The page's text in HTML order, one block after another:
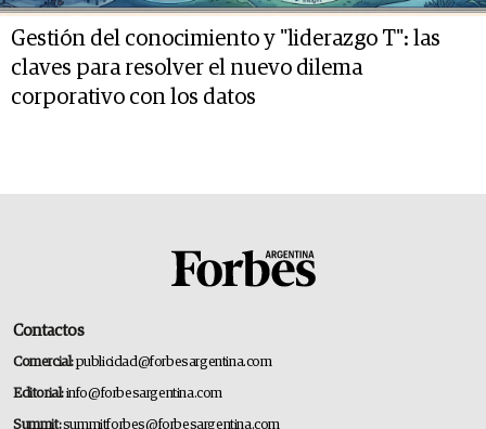
Gestión del conocimiento y "liderazgo T": las
claves para resolver el nuevo dilema
corporativo con los datos
Contactos
Comercial:publicidad@forbesargentina.com
Editorial:info@forbesargentina.com
Summit:summitforbes@forbesargentina.com